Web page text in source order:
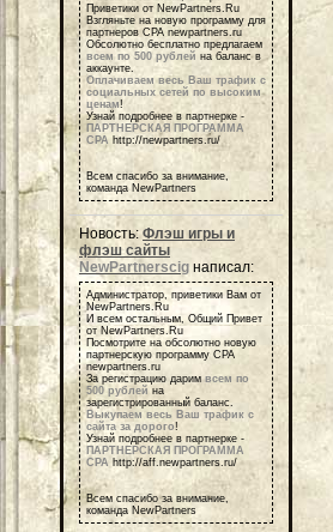
Приветики от NewPartners.Ru
Взгляньте на новую программу для
партнеров СРА newpartners.ru
Обсолютно бесплатно предлагаем
всем по 500 рублей на баланс в
аккаунте.
Оплачиваем весь Ваш трафик с
социальных сетей по высоким
ценам!
Узнай подробнее в партнерке -
ПАРТНЕРСКАЯ ПРОГРАММА
СРА http://newpartners.ru/
Всем спасибо за внимание,
команда NewPartners
Новость: Флэш игры и
флэш сайты
NewPartnerscig написал:
Администратор, приветики Вам от
NewPartners.Ru
И всем остальным, Общий Привет
от NewPartners.Ru
Посмотрите на обсолютно новую
партнерскую программу СРА
newpartners.ru
За регистрацию даримвсем по
500 рублей на
зарегистрированный баланс.
Выкупаем весь Ваш трафик с
сайта за дорого!
Узнай подробнее в партнерке -
ПАРТНЕРСКАЯ ПРОГРАММА
СРА http://aff.newpartners.ru/
Всем спасибо за внимание,
команда NewPartners